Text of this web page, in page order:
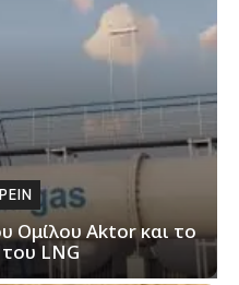
Ομίλου Aktor και το
LNG